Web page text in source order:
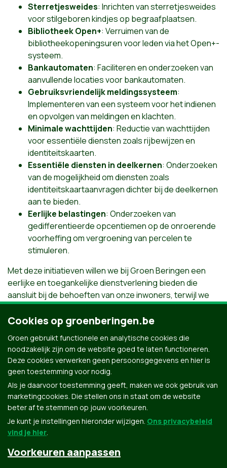
Sterretjesweides: Inrichten van sterretjesweides
voor stilgeboren kindjes op begraafplaatsen.
Bibliotheek Open+: Verruimen van de
bibliotheekopeningsuren voor leden via het Open+-
systeem.
Bankautomaten: Faciliteren en onderzoeken van
aanvullende locaties voor bankautomaten.
Gebruiksvriendelijk meldingssysteem:
Implementeren van een systeem voor het indienen
en opvolgen van meldingen en klachten.
Minimale wachttijden: Reductie van wachttijden
voor essentiële diensten zoals rijbewijzen en
identiteitskaarten.
Essentiële diensten in deelkernen: Onderzoeken
van de mogelijkheid om diensten zoals
identiteitskaartaanvragen dichter bij de deelkernen
aan te bieden.
Eerlijke belastingen: Onderzoeken van
gedifferentieerde opcentiemen op de onroerende
voorheffing om vergroening van percelen te
stimuleren.
Met deze initiatieven willen we bij Groen Beringen een
eerlijke en toegankelijke dienstverlening bieden die
aansluit bij de behoeften van onze inwoners, terwijl we
tegelijkertijd streven naar een rechtvaardig
belastingstelsel.
Download het volledige programma
Groen.be
Cookies op groenberingen.be
Groen gebruikt functionele en analytische cookies die
noodzakelijk zijn om de website goed te laten functioneren.
Deze cookies verwerken geen persoonsgegevens en hier is
geen toestemming voor nodig.
Als je daarvoor toestemming geeft, maken we ook gebruik van
marketingcookies. Die stellen ons in staat om de website
beter af te stemmen op jouw voorkeuren.
Je kunt je instellingen hieronder wijzigen. Ons privacybeleid
vind je hier.
Voorkeuren aanpassen